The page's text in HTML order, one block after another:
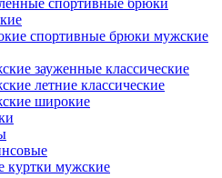
спортивные брюки
спортивные брюки мужские
зауженные классические
летние классические
широкие
куртки мужские